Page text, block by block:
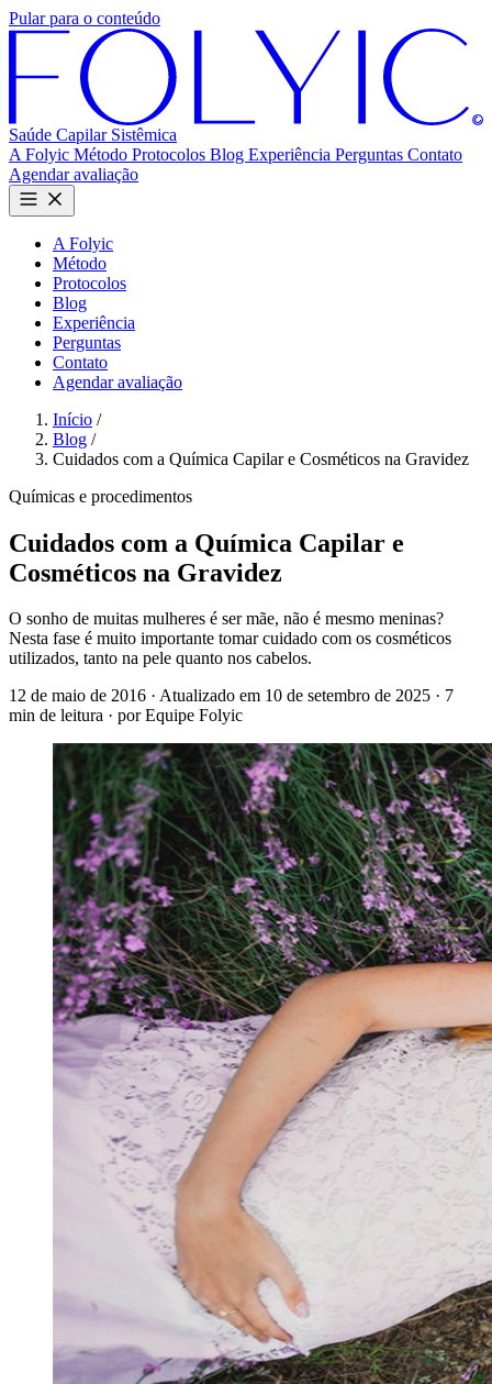
Pular para o conteúdo
Saúde Capilar Sistêmica
A Folyic Método Protocolos Blog Experiência Perguntas Contato
Agendar avaliação
A Folyic
Método
Protocolos
Blog
Experiência
Perguntas
Contato
Agendar avaliação
Início /
Blog /
Cuidados com a Química Capilar e Cosméticos na Gravidez
Químicas e procedimentos
Cuidados com a Química Capilar e
Cosméticos na Gravidez
O sonho de muitas mulheres é ser mãe, não é mesmo meninas?
Nesta fase é muito importante tomar cuidado com os cosméticos
utilizados, tanto na pele quanto nos cabelos.
12 de maio de 2016 · Atualizado em 10 de setembro de 2025 · 7
min de leitura · por Equipe Folyic